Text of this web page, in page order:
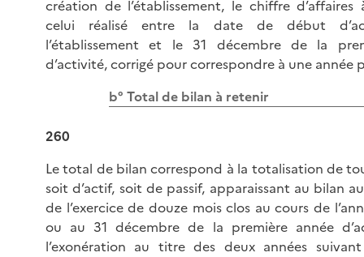
création de l’établissement, le chiffre
celui réalisé entre la date de début
l’établissement et le 31 décembre de la
d’activité, corrigé pour correspondre à une année
b° Total de bilan à retenir
260
Le total de bilan correspond à la totalisation de
soit d’actif, soit de passif, apparaissant au bilan
de l’exercice de douze mois clos au cours de
ou au 31 décembre de la première année
l’exonération au titre des deux années